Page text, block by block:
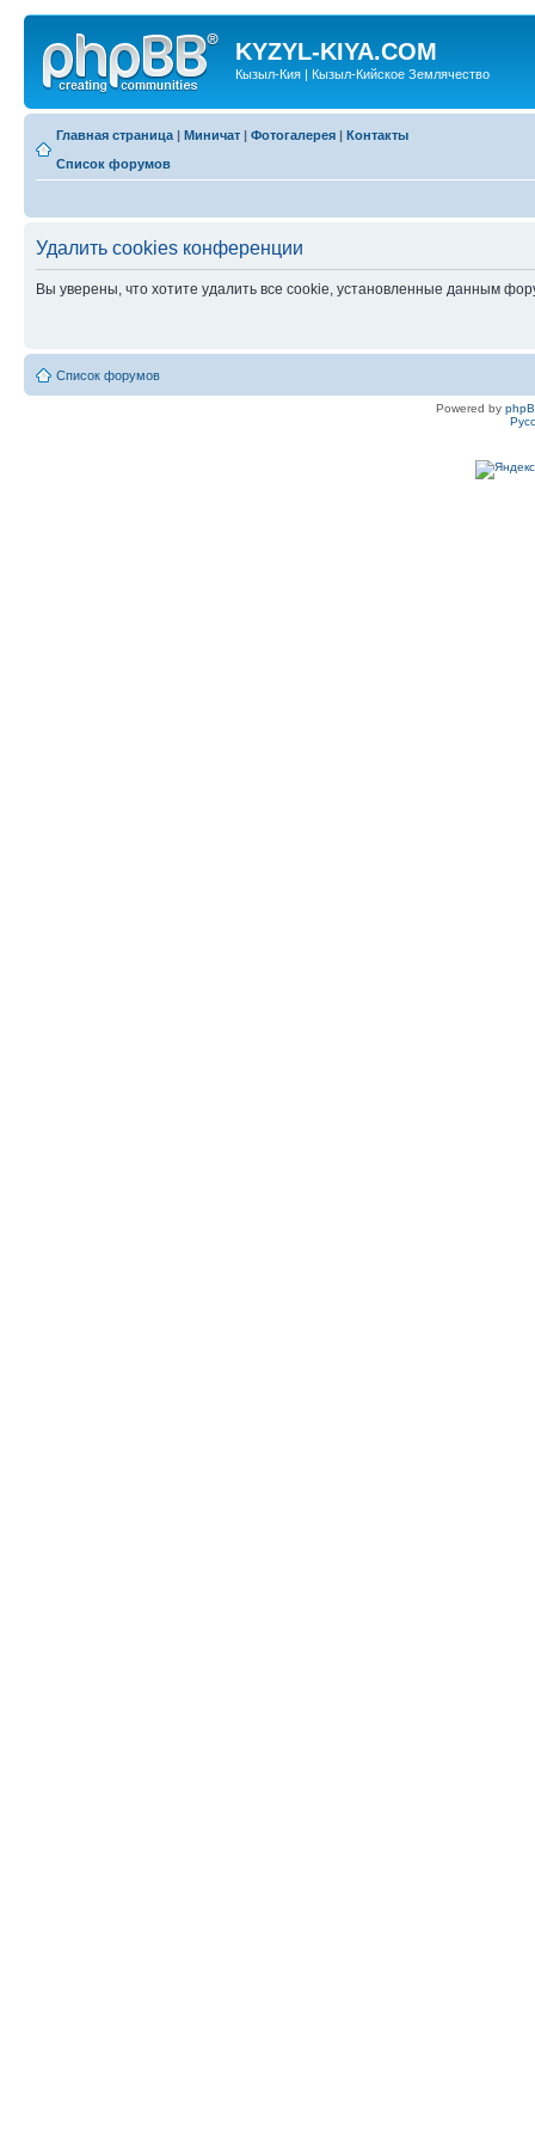
KYZYL-KIYA.COM
Кызыл-Кия | Кызыл-Кийское Землячество
Главная страница | Миничат | Фотогалерея | Контакты
Список форумов
Удалить cookies конференции
Вы уверены, что хотите удалить все cookie, установленные данным
Список форумов
Powered by